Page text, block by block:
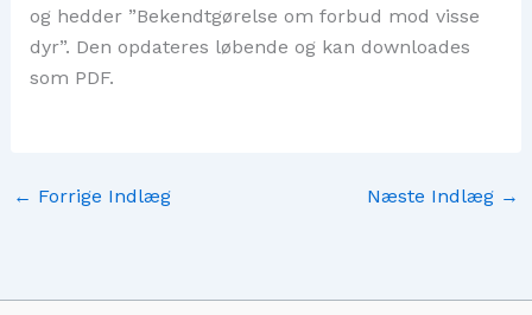
og hedder ”Bekendtgørelse om forbud mod visse
dyr”. Den opdateres løbende og kan downloades
som PDF.
← Forrige Indlæg Næste Indlæg →